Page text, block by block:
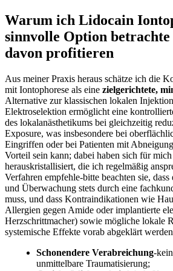
Warum ich ⁤Lidocain
⁣sinnvolle‌ Option betrachte
‌davon profitieren
Aus​ meiner Praxis⁢ heraus schätze ich die
mit Iontophorese als⁣ eine zielgerichtete,
‌Alternative zur ‍klassischen lokalen⁣
Elektroselektion ermöglicht eine
des lokalanästhetikums bei ​gleichzeitig
Exposure, was insbesondere bei
Eingriffen oder bei Patienten ​mit
Vorteil sein‌ kann; dabei haben sich für
herauskristallisiert, ‌die ich regelmäßig
Verfahren empfehle-bitte beachten sie,
und Überwachung stets durch eine
muss,⁢ und ⁣dass Kontraindikationen ‍wie
‌Allergien gegen Amide oder implantierte
Herzschrittmacher) sowie⁣ mögliche lokale
systemische Effekte vorab abgeklärt
Schonendere Verabreichung-
unmittelbare Traumatisierung;